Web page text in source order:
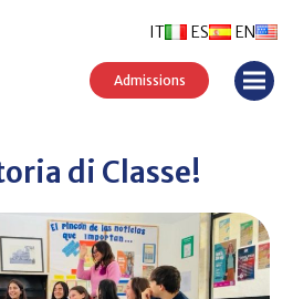
ES EN
IT
Admissions
di Classe!